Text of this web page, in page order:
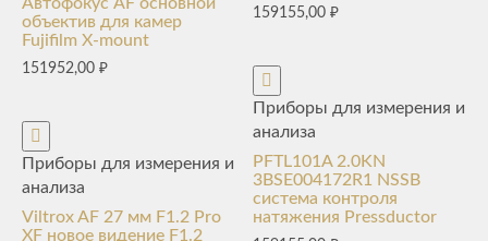
объектив для камер
Fujifilm X-mount
151952,00 ₽
Приборы для измерения и
анализа
Viltrox AF 27 мм F1.2 Pro
XF новое видение F1.2
159155,00₽
Приборы для измерения и
анализа
PFTL101A 2.0KN
3BSE004172R1 NSSB
система контроля
натяжения Pressductor